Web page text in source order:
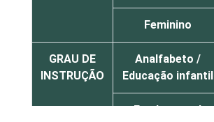
Feminino
GRAU DE
INSTRUÇÃO
Analfabeto /
Educação infantil
Fundamental